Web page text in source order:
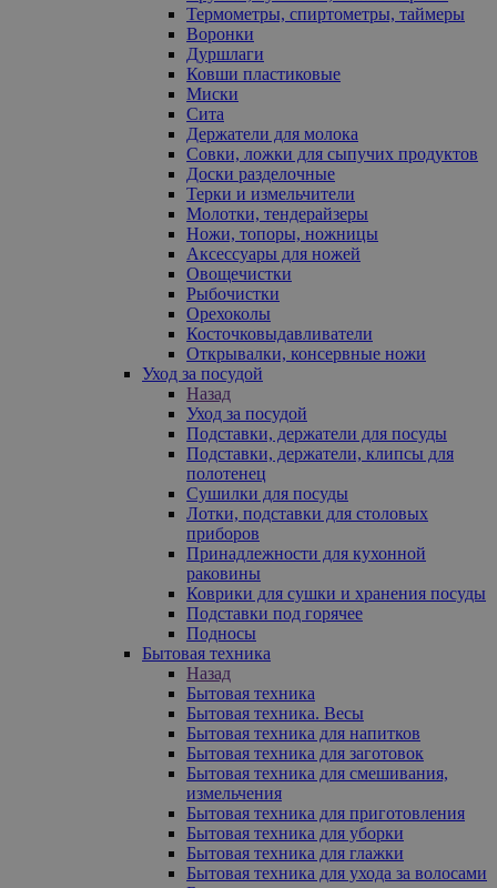
Термометры, спиртометры, таймеры
Воронки
Дуршлаги
Ковши пластиковые
Миски
Сита
Держатели для молока
Совки, ложки для сыпучих продуктов
Доски разделочные
Терки и измельчители
Молотки, тендерайзеры
Ножи, топоры, ножницы
Аксессуары для ножей
Овощечистки
Рыбочистки
Орехоколы
Косточковыдавливатели
Открывалки, консервные ножи
Уход за посудой
Назад
Уход за посудой
Подставки, держатели для посуды
Подставки, держатели, клипсы для
полотенец
Сушилки для посуды
Лотки, подставки для столовых
приборов
Принадлежности для кухонной
раковины
Коврики для сушки и хранения посуды
Подставки под горячее
Подносы
Бытовая техника
Назад
Бытовая техника
Бытовая техника. Весы
Бытовая техника для напитков
Бытовая техника для заготовок
Бытовая техника для смешивания,
измельчения
Бытовая техника для приготовления
Бытовая техника для уборки
Бытовая техника для глажки
Бытовая техника для ухода за волосами